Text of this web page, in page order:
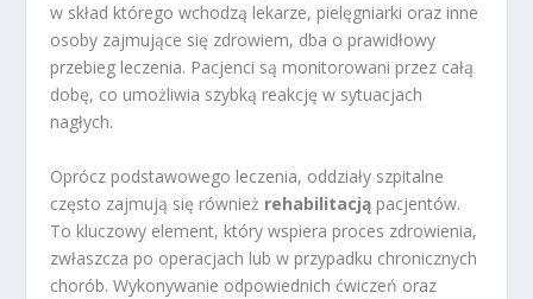
w skład którego wchodzą lekarze, pielęgniarki oraz inne
osoby zajmujące się zdrowiem, dba o prawidłowy
przebieg leczenia. Pacjenci są monitorowani przez całą
dobę, co umożliwia szybką reakcję w sytuacjach
nagłych.
Oprócz podstawowego leczenia, oddziały szpitalne
często zajmują się również rehabilitacją pacjentów.
To kluczowy element, który wspiera proces zdrowienia,
zwłaszcza po operacjach lub w przypadku chronicznych
chorób. Wykonywanie odpowiednich ćwiczeń oraz